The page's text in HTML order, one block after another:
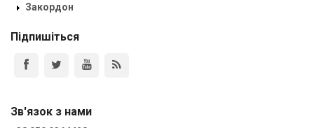
Закордон
Підпишіться
Зв'язок з нами